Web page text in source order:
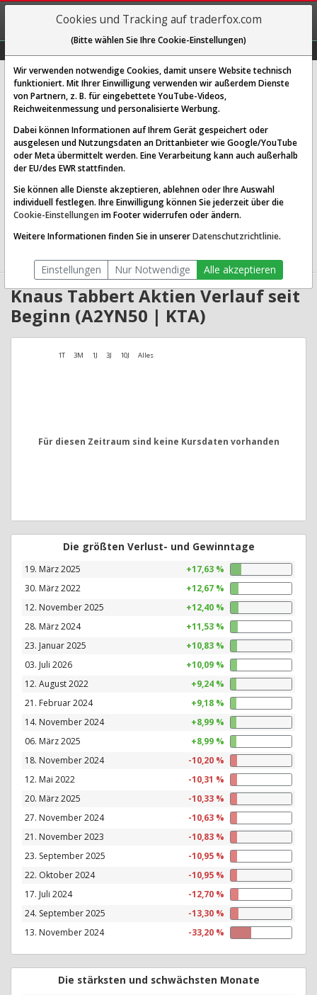
REGIS-
TRIEREN
Knaus Tabbert AG
[KTA | WKN A2YN50 | ISIN DE000A2YN504]
12,070 € 1,09 %
Echtzeit-Aktienkurs 06.08.2026 14:34 Uhr
BID:12,020 €
Website:
https://www.knaustabbert.de/de/
Sektor:
Consumer Cyclical / Recreational Vehicles
0.12 Mrd. EUR
Anzahl
10,377,259
Knaus Tabbert Aktien Verlauf seit
Beginn (A2YN50 | KTA)
1T 3M 1J 3J 10J Alles
Für diesen Zeitraum sind keine Kursdaten vorhanden
Die größten Verlust- und Gewinntage
19. März 2025
+17,63 %
30. März 2022
+12,67 %
12. November 2025
+12,40 %
28. März 2024
+11,53 %
23. Januar 2025
+10,83 %
03. Juli 2026
+10,09 %
12. August 2022
+9,24 %
21. Februar 2024
+9,18 %
14. November 2024
+8,99 %
06. März 2025
+8,99 %
18. November 2024
-10,20 %
12. Mai 2022
-10,31 %
20. März 2025
-10,33 %
27. November 2024
-10,63 %
21. November 2023
-10,83 %
23. September 2025
-10,95 %
22. Oktober 2024
-10,95 %
17. Juli 2024
-12,70 %
24. September 2025
-13,30 %
13. November 2024
-33,20 %
Die stärksten und schwächsten Monate
Cookies und Tracking auf traderfox.com
(Bitte wählen Sie Ihre Cookie-Einstellungen)
Wir verwenden notwendige Cookies, damit unsere Website technisch
funktioniert. Mit Ihrer Einwilligung verwenden wir außerdem Dienste
von Partnern, z. B. für eingebettete YouTube-Videos,
Reichweitenmessung und personalisierte Werbung.
Dabei können Informationen auf Ihrem Gerät gespeichert oder
ausgelesen und Nutzungsdaten an Drittanbieter wie Google/YouTube
oder Meta übermittelt werden. Eine Verarbeitung kann auch außerhalb
der EU/des EWR stattfinden.
Sie können alle Dienste akzeptieren, ablehnen oder Ihre Auswahl
individuell festlegen. Ihre Einwilligung können Sie jederzeit über die
Cookie-Einstellungen im Footer widerrufen oder ändern.
Weitere Informationen finden Sie in unsererDatenschutzrichtlinie.
Einstellungen Nur Notwendige Alle akzeptieren